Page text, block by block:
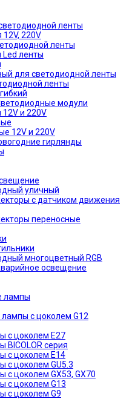
ленты
220V
ленты
ленты
для светодиодной ленты
ленты
модули
12V и 220V
12V и 220V
гирлянды
уличный
с датчиком движения
переносные
многоцветный RGB
освещение
лампы
с цоколем G12
с цоколем E27
серия
с цоколем E14
с цоколем GU5.3
цоколем GX53, GX70
с цоколем G13
с цоколем G9